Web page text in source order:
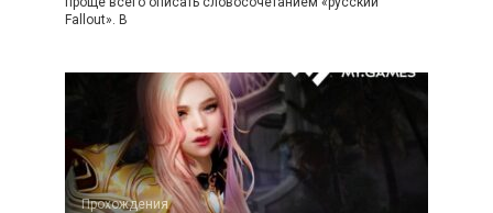
Fallout». В
Прохождения